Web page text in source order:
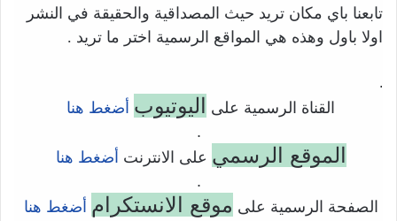
تابعنا باي مكان تريد حيث المصداقية والحقيقة في النشر
اولا باول وهذه هي المواقع الرسمية اختر ما تريد .
.
القناة الرسمية على اليوتيوب أضغط هنا
.
الموقع الرسمي على الانترنت أضغط هنا
.
الصفحة الرسمية على موقع الانستكرام
أضغط هنا